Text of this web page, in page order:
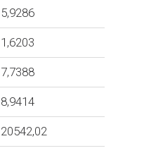
5,9286
1,6203
7,7388
8,9414
20542,02